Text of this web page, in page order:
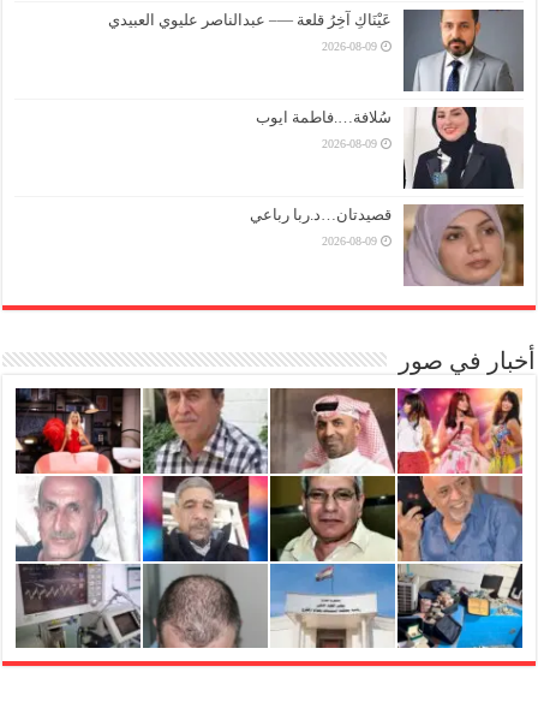
عَيْنَاكِ آخِرُ قلعة —– عبدالناصر عليوي العبيدي
2026-08-09
سُلافة….فاطمة ايوب
2026-08-09
قصيدتان…د.ربا رباعي
2026-08-09
أخبار في صور